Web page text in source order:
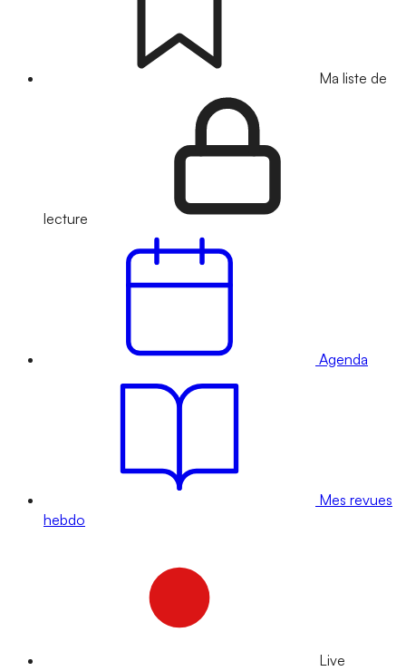
Ma liste de
lecture
Agenda
Mes revues
hebdo
Live